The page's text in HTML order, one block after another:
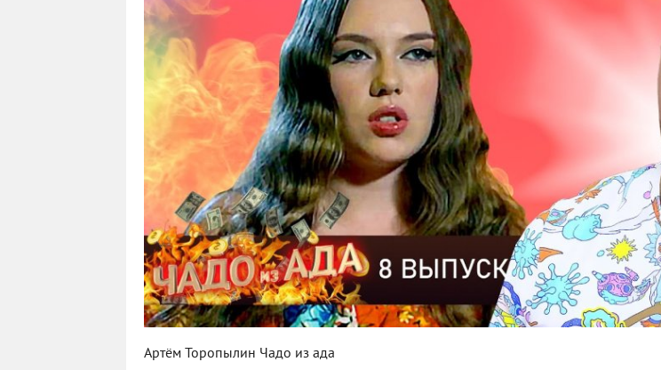
Артём Торопылин Чадо из ада